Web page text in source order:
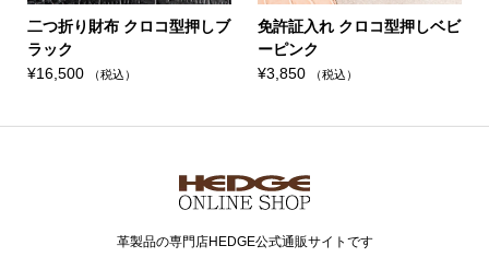
二つ折り財布 クロコ型押しブ
ラック
¥16,500 （税込）
免許証入れ クロコ型押しベビ
ーピンク
¥3,850 （税込）
革製品の専門店HEDGE公式通販サイトです